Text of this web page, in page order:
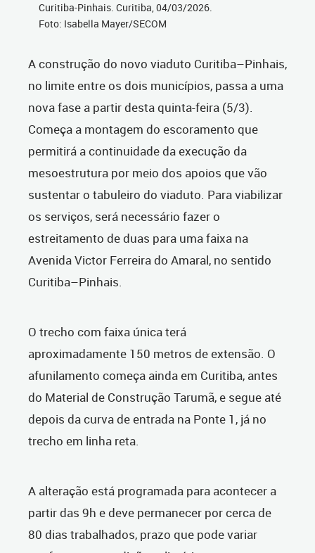
Curitiba-Pinhais. Curitiba, 04/03/2026.
Foto: Isabella Mayer/SECOM
A construção do novo viaduto Curitiba–Pinhais,
no limite entre os dois municípios, passa a uma
nova fase a partir desta quinta-feira (5/3).
Começa a montagem do escoramento que
permitirá a continuidade da execução da
mesoestrutura por meio dos apoios que vão
sustentar o tabuleiro do viaduto. Para viabilizar
os serviços, será necessário fazer o
estreitamento de duas para uma faixa na
Avenida Victor Ferreira do Amaral, no sentido
Curitiba–Pinhais.
O trecho com faixa única terá
aproximadamente 150 metros de extensão. O
afunilamento começa ainda em Curitiba, antes
do Material de Construção Tarumã, e segue até
depois da curva de entrada na Ponte 1, já no
trecho em linha reta.
A alteração está programada para acontecer a
partir das 9h e deve permanecer por cerca de
80 dias trabalhados, prazo que pode variar